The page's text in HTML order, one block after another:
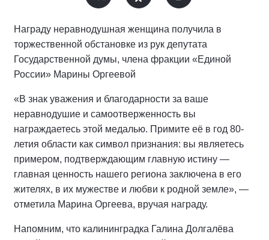
Награду неравнодушная женщина получила в
торжественной обстановке из рук депутата
Государственной думы, члена фракции «Единой
России» Марины Оргеевой
«В знак уважения и благодарности за ваше
неравнодушие и самоотверженность вы
награждаетесь этой медалью. Примите её в год 80-
летия области как символ признания: вы являетесь
примером, подтверждающим главную истину —
главная ценность нашего региона заключена в его
жителях, в их мужестве и любви к родной земле», —
отметила Марина Оргеева, вручая награду.
Напомним, что калининградка Галина Долгалёва